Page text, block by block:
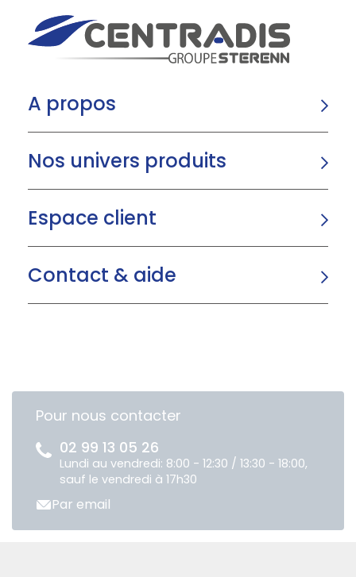
A propos
Nos univers produits
Espace client
Contact & aide
Pour nous contacter
02 99 13 05 26
Lundi au vendredi: 8:00 - 12:30 / 13:30 - 18:00,
sauf le vendredi à 17h30
Par email